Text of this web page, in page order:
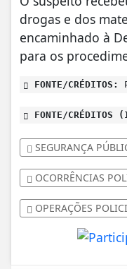
drogas e dos
encaminhado à
para os
FONTE/CRÉDITOS:
FONTE/CRÉDITOS
SEGURANÇA
OCORRÊNCIAS
OPERAÇÕES